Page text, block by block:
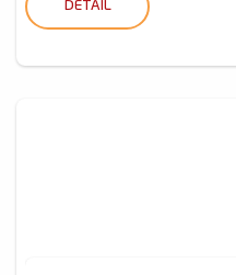
DETAIL